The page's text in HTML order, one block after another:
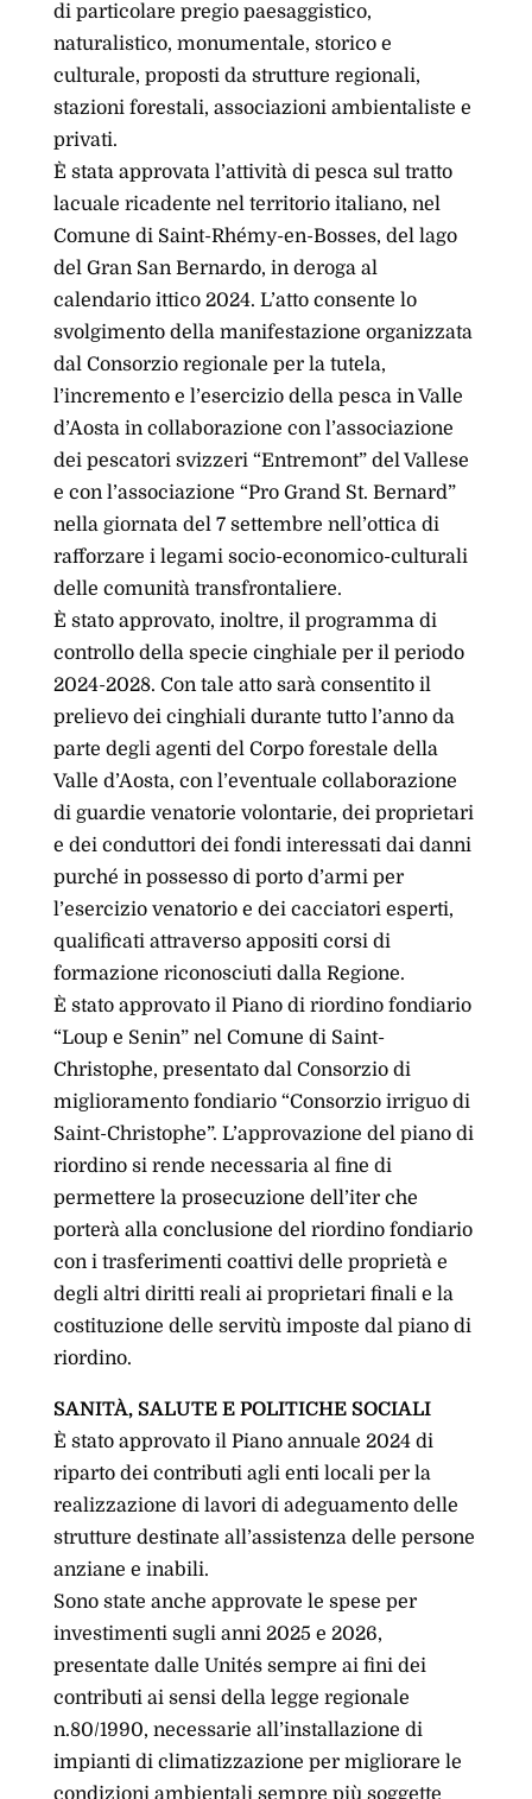
di particolare pregio paesaggistico,
naturalistico, monumentale, storico e
culturale, proposti da strutture regionali,
stazioni forestali, associazioni ambientaliste e
privati.
È stata approvata l’attività di pesca sul tratto
lacuale ricadente nel territorio italiano, nel
Comune di Saint-Rhémy-en-Bosses, del lago
del Gran San Bernardo, in deroga al
calendario ittico 2024. L’atto consente lo
svolgimento della manifestazione organizzata
dal Consorzio regionale per la tutela,
l’incremento e l’esercizio della pesca in Valle
d’Aosta in collaborazione con l’associazione
dei pescatori svizzeri “Entremont” del Vallese
e con l’associazione “Pro Grand St. Bernard”
nella giornata del 7 settembre nell’ottica di
rafforzare i legami socio-economico-culturali
delle comunità transfrontaliere.
È stato approvato, inoltre, il programma di
controllo della specie cinghiale per il periodo
2024-2028. Con tale atto sarà consentito il
prelievo dei cinghiali durante tutto l’anno da
parte degli agenti del Corpo forestale della
Valle d’Aosta, con l’eventuale collaborazione
di guardie venatorie volontarie, dei proprietari
e dei conduttori dei fondi interessati dai danni
purché in possesso di porto d’armi per
l’esercizio venatorio e dei cacciatori esperti,
qualificati attraverso appositi corsi di
formazione riconosciuti dalla Regione.
È stato approvato il Piano di riordino fondiario
“Loup e Senin” nel Comune di Saint-
Christophe, presentato dal Consorzio di
miglioramento fondiario “Consorzio irriguo di
Saint-Christophe”. L’approvazione del piano di
riordino si rende necessaria al fine di
permettere la prosecuzione dell’iter che
porterà alla conclusione del riordino fondiario
con i trasferimenti coattivi delle proprietà e
degli altri diritti reali ai proprietari finali e la
costituzione delle servitù imposte dal piano di
riordino.
SANITÀ, SALUTE E POLITICHE SOCIALI
È stato approvato il Piano annuale 2024 di
riparto dei contributi agli enti locali per la
realizzazione di lavori di adeguamento delle
strutture destinate all’assistenza delle persone
anziane e inabili.
Sono state anche approvate le spese per
investimenti sugli anni 2025 e 2026,
presentate dalle Unités sempre ai fini dei
contributi ai sensi della legge regionale
n.80/1990, necessarie all’installazione di
impianti di climatizzazione per migliorare le
condizioni ambientali sempre più soggette